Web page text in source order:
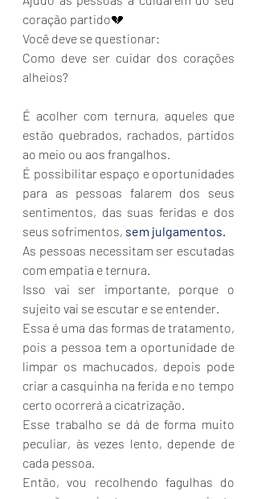
coração partido💔
Você deve se questionar:
Como deve ser cuidar dos corações
alheios?
É acolher com ternura, aqueles que
estão quebrados, rachados, partidos
ao meio ou aos frangalhos.
É possibilitar espaço e oportunidades
para as pessoas falarem dos seus
sentimentos, das suas feridas e dos
seus sofrimentos, sem julgamentos.
As pessoas necessitam ser escutadas
com empatia e ternura.
Isso vai ser importante, porque o
sujeito vai se escutar e se entender.
Essa é uma das formas de tratamento,
pois a pessoa tem a oportunidade de
limpar os machucados, depois pode
criar a casquinha na ferida e no tempo
certo ocorrerá a cicatrização.
Esse trabalho se dá de forma muito
peculiar, às vezes lento, depende de
cada pessoa.
Então, vou recolhendo fagulhas do